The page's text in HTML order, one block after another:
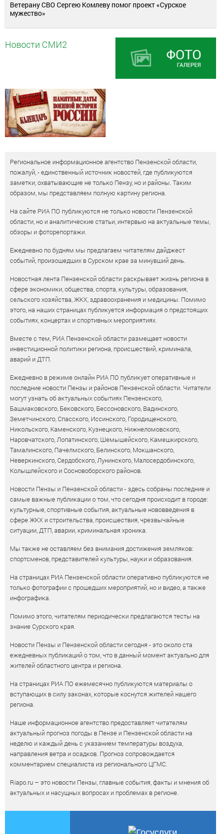
Ветерану СВО Сергею Комлеву помог проект «Сурское
мужество»
Новости СМИ2
Региональное информационное агентство Пензенской области,
пожалуй, - единственный источник новостей, где публикуются
заметки, охватывающие не только Пензу, но и районы. Таким
образом, мы представляем полную картину региона.
На сайте РИА ПО публикуются не только новости Пензенской
области, но и аналитические статьи, интервью на актуальные темы,
обзоры и фоторепортажи.
Ежедневно по будням мы предлагаем читателям дайджест
событий, произошедших в Сурском крае за минувший день.
Новостная лента Пензенской области раскрывает жизнь региона в
сфере экономики, общества, спорта, культуры, образования,
сельского хозяйства, ЖКХ, здравоохранения и медицины. Помимо
этого, на наших страницах публикуется информация о предстоящих
событиях, концертах и спортивных мероприятиях.
Вместе с тем, РИА Пензенской области размещает новости
инвестиционной политики региона, происшествий, криминала,
аварий и ДТП.
Ежедневно в режиме онлайн РИА ПО публикует оперативные и
последние новости Пензы и районов Пензенской области. Читатели
могут узнать об актуальных событиях Пензенского,
Башмаковского, Бековского, Бессоновского, Вадинского,
Земетчинского, Спасского, Иссинского, Городищенского,
Никольского, Каменского, Кузнецкого, Нижнеломовского,
Наровчатского, Лопатинского, Шемышейского, Камешкирского,
Тамалинского, Пачелмского, Белинского, Мокшанского,
Неверкинского, Сердобского, Лунинского, Малосердобинского,
Колышлейского и Сосновоборского районов.
Новости Пензы и Пензенской области - здесь собраны последние и
самые важные публикации о том, что сегодня происходит в городе:
культурные, спортивные события, актуальные нововведения в
сфере ЖКХ и строительства, происшествия, чрезвычайные
ситуации, ДТП, аварии, криминальная хроника.
Мы также не оставляем без внимания достижения земляков:
спортсменов, представителей культуры, науки и образования.
На страницах РИА Пензенской области оперативно публикуются не
только фотографии с прошедших мероприятий, но и видео, а также
инфографика.
Помимо этого, читателям периодически предлагаются тесты на
знание Сурского края.
Новости Пензы и Пензенской области сегодня - это около ста
ежедневных публикаций о том, что в данный момент актуально для
жителей областного центра и региона.
На страницах РИА ПО ежемесячно публикуются материалы о
вступающих в силу законах, которые коснутся жителей нашего
региона.
Наше информационное агентство предоставляет читателям
актуальный прогноз погоды в Пензе и Пензенской области на
неделю и каждый день с указанием температуры воздуха,
направления ветра и осадков. Прогноз сопровождается
комментарием специалиста из регионального ЦГМС.
Riapo.ru – это новости Пензы, главные события, факты и мнения об
актуальных и насущных вопросах и проблемах в регионе.